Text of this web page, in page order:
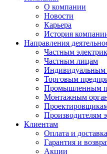
О компании
Новости
Карьера
История
Направления
Частным
Частным лицам
Индивидуальным
Торговым
Промышленным
Монтажным
Производителям
Клиентам
Оплата и доставка
Гарантия и
Акции